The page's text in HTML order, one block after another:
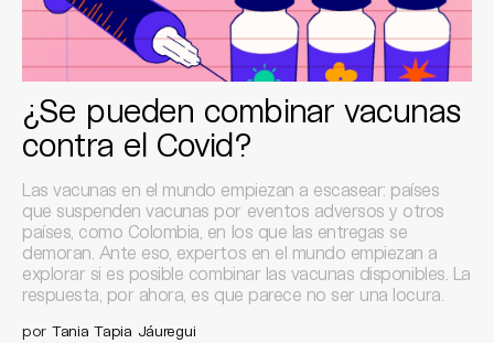
¿Se pueden combinar vacunas
contra el Covid?
Las vacunas en el mundo empiezan a escasear: países
que suspenden vacunas por eventos adversos y otros
países, como Colombia, en los que las entregas se
demoran. Ante eso, expertos en el mundo empiezan a
explorar si es posible combinar las vacunas disponibles. La
respuesta, por ahora, es que parece no ser una locura.
por Tania Tapia Jáuregui